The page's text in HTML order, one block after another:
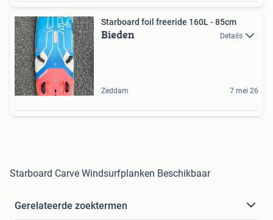
Starboard foil freeride 160L - 85cm
Bieden Details
Zeddam 7 mei 26
Starboard Carve Windsurfplanken Beschikbaar
Gerelateerde zoektermen